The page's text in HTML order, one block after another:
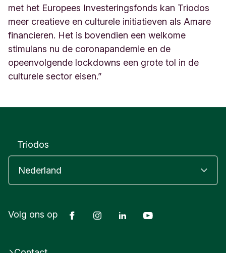
met het Europees Investeringsfonds kan Triodos
meer creatieve en culturele initiatieven als Amare
financieren. Het is bovendien een welkome
stimulans nu de coronapandemie en de
opeenvolgende lockdowns een grote tol in de
culturele sector eisen.”
Triodos
Volg ons op FacebookInstagramLinkedIn